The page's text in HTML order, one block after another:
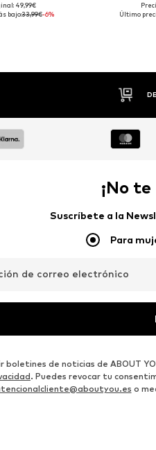
31, 32
49,99€
bajo:33,99€-6%
Tallas
Último
¡No
Suscríbete a la
Para
de correo electrónico
boletines de noticias de ABOUT
. Puedes revocar tu
o